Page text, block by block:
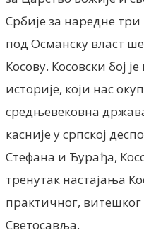
Србије за наредне
под Османску власт
Косову. Косовски бој
историје, који нас
средњевековна
касније у српској
Стефана и Ђурађа,
тренутак настајања
практичног,
Светосавља.